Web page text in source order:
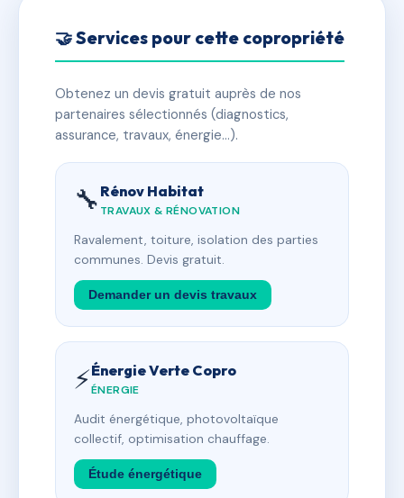
🤝 Services pour cette copropriété
Obtenez un devis gratuit auprès de nos
partenaires sélectionnés (diagnostics,
assurance, travaux, énergie…).
🔧 Rénov Habitat
TRAVAUX & RÉNOVATION
Ravalement, toiture, isolation des parties
communes. Devis gratuit.
Demander un devis travaux
⚡Énergie Verte Copro
ÉNERGIE
Audit énergétique, photovoltaïque
collectif, optimisation chauffage.
Étude énergétique